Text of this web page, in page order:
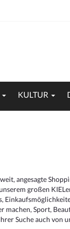
KULTUR
angesagte
großen
Sport,
Suche auch